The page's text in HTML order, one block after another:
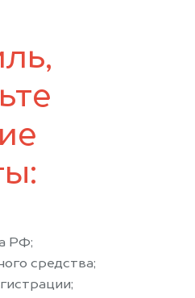
Новошешминск
Пестрецы
РФ;
средства;